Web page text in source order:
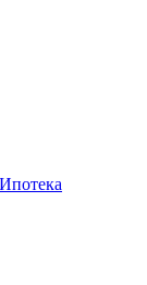
Ипотека